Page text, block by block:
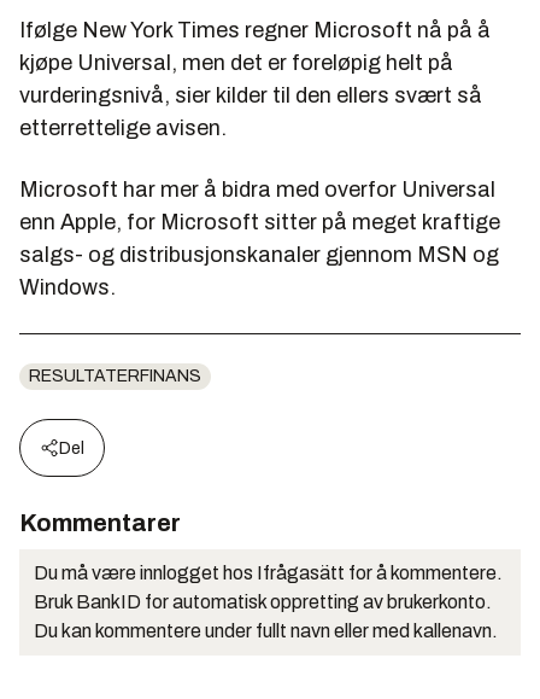
Ifølge New York Times regner Microsoft nå på å
kjøpe Universal, men det er foreløpig helt på
vurderingsnivå, sier kilder til den ellers svært så
etterrettelige avisen.
Microsoft har mer å bidra med overfor Universal
enn Apple, for Microsoft sitter på meget kraftige
salgs- og distribusjonskanaler gjennom MSN og
Windows.
RESULTATERFINANS
Del
Kommentarer
Du må være innlogget hos Ifrågasätt for å kommentere.
Bruk BankID for automatisk oppretting av brukerkonto.
Du kan kommentere under fullt navn eller med kallenavn.